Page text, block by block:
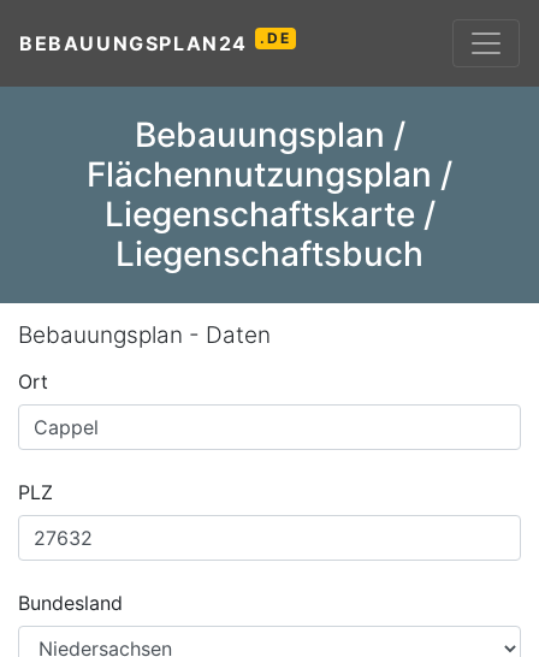
BEBAUUNGSPLAN24 .DE
Bebauungsplan /
Flächennutzungsplan /
Liegenschaftskarte /
Liegenschaftsbuch
Bebauungsplan - Daten
Ort
PLZ
Bundesland